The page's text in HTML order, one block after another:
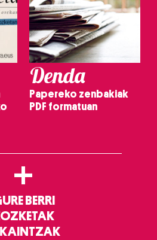
Denda
Papereko zenbakiak
PDF formatuan
+
BERRI